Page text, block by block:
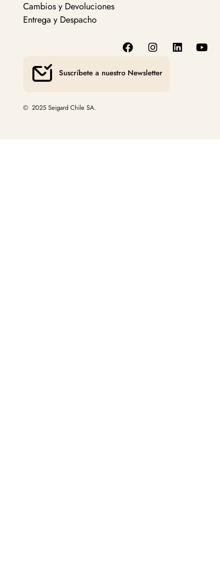
Cambios y Devoluciones
Entrega y Despacho
Suscríbete a nuestro Newsletter
© 2025 Seigard Chile SA.